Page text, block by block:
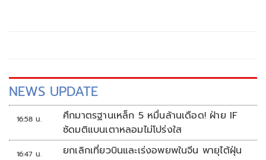
NEWS UPDATE
16:58 น.
ศึกมาตรฐานเหล็ก 5 หมื่นล้านเดือด! ฝ่าย IF
ซัดมติแบนเตาหลอมไม่โปร่งใส
16:47 น.
ยกเลิกเที่ยวบินและเร่งอพยพในจีน พายุไต้ฝุ่น